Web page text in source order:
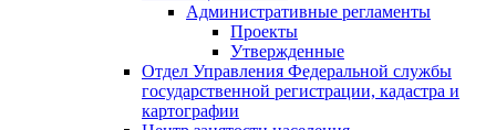
Административные регламенты
Проекты
Утвержденные
Отдел Управления Федеральной службы
государственной регистрации, кадастра и
картографии